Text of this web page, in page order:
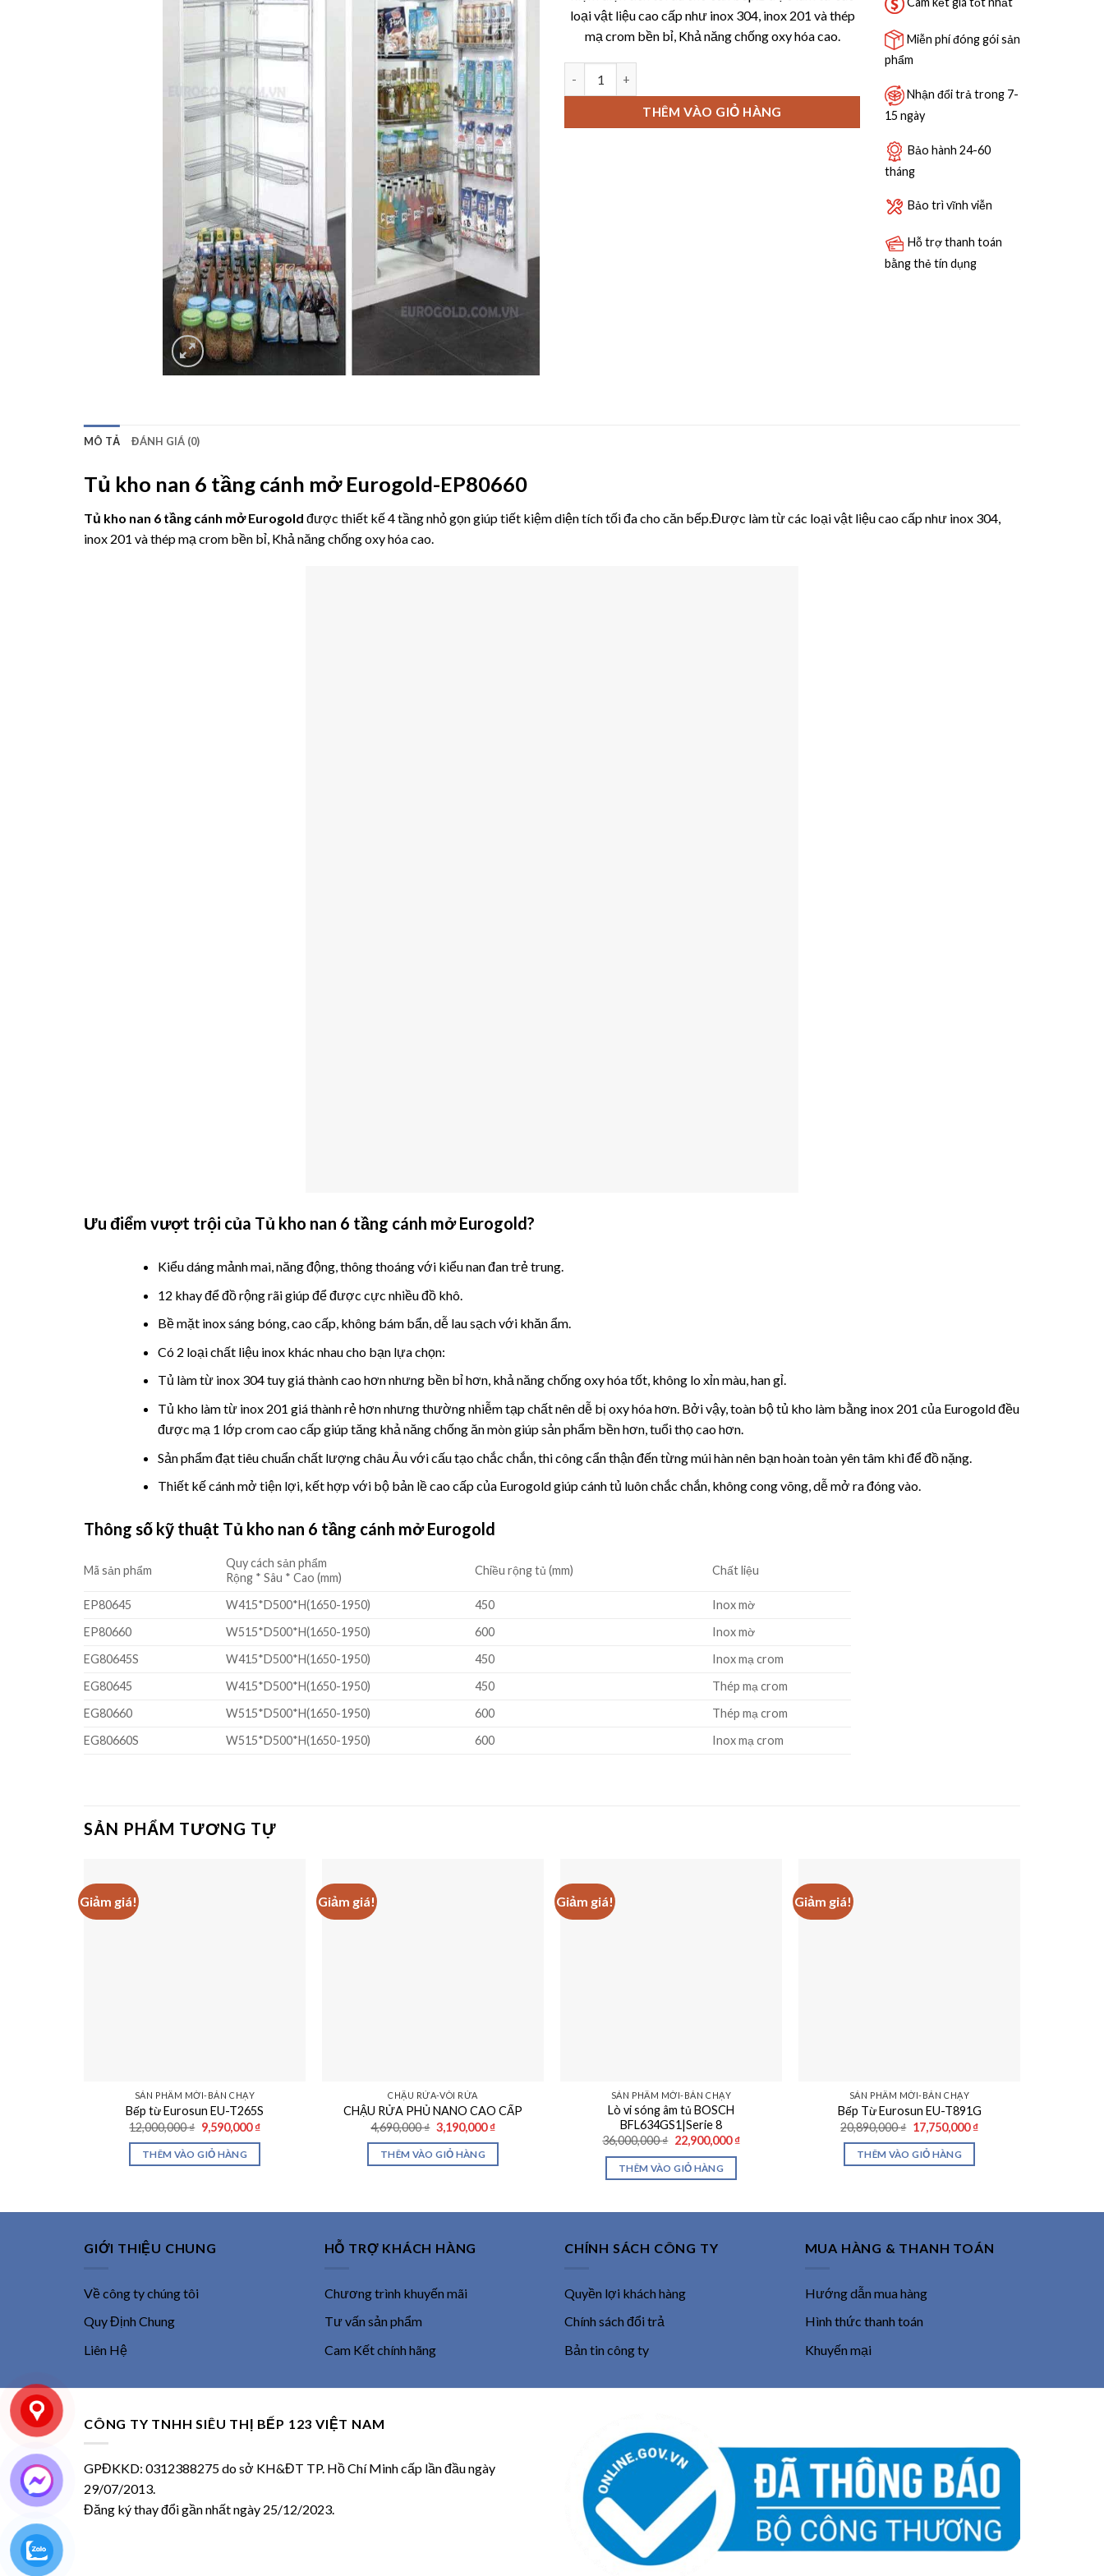
loại vật liệu cao cấp như inox 304, inox 201 và thép
mạ crom bền bỉ, Khả năng chống oxy hóa cao.
THÊM VÀO GIỎ HÀNG
Miễn phí đóng gói sản
phẩm
Nhận đổi trả trong 7-
15 ngày
Bảo hành 24-60
tháng
Bảo trì vĩnh viễn
Hỗ trợ thanh toán
bằng thẻ tín dụng
MÔ TẢ ĐÁNH GIÁ (0)
Tủ kho nan 6 tầng cánh mở Eurogold-EP80660
Tủ kho nan 6 tầng cánh mở Eurogold được thiết kế 4 tầng nhỏ gọn giúp tiết kiệm diện tích tối đa cho căn bếp.Được làm từ các loại vật liệu cao cấp như inox 304,
inox 201 và thép mạ crom bền bỉ, Khả năng chống oxy hóa cao.
Ưu điểm vượt trội của Tủ kho nan 6 tầng cánh mở Eurogold?
Kiểu dáng mảnh mai, năng động, thông thoáng với kiểu nan đan trẻ trung.
12 khay để đồ rộng rãi giúp để được cực nhiều đồ khô.
Bề mặt inox sáng bóng, cao cấp, không bám bẩn, dễ lau sạch với khăn ẩm.
Có 2 loại chất liệu inox khác nhau cho bạn lựa chọn:
Tủ làm từ inox 304 tuy giá thành cao hơn nhưng bền bỉ hơn, khả năng chống oxy hóa tốt, không lo xỉn màu, han gỉ.
Tủ kholàm từ inox 201 giá thành rẻ hơn nhưng thường nhiễm tạp chất nên dễ bị oxy hóa hơn. Bởi vậy, toàn bộ tủ kho làm bằng inox 201 của Eurogold đều
được mạ 1 lớp crom cao cấp giúp tăng khả năng chống ăn mòn giúp sản phẩm bền hơn, tuổi thọ cao hơn.
Sản phẩm đạt tiêu chuẩn chất lượng châu Âu với cấu tạo chắc chắn, thi công cẩn thận đến từng múi hàn nên bạn hoàn toàn yên tâm khi để đồ nặng.
Thiết kế cánh mở tiện lợi, kết hợp với bộ bản lề cao cấp của Eurogoldgiúp cánh tủ luôn chắc chắn, không cong võng, dễ mở ra đóng vào.
Thông số kỹ thuật Tủ kho nan 6 tầng cánh mở Eurogold
Mã sản phẩm
Quy cách sản phẩm
Rộng * Sâu * Cao (mm)
Chiều rộng tủ (mm) Chất liệu
EP80645 W415*D500*H(1650-1950) 450
Inox mờ
EP80660
W515*D500*H(1650-1950) 600
Inox mờ
EG80645S
W415*D500*H(1650-1950) 450
Inox mạ crom
EG80645
W415*D500*H(1650-1950) 450
Thép mạ crom
EG80660
W515*D500*H(1650-1950) 600
Thép mạ crom
EG80660S
W515*D500*H(1650-1950) 600 Inox mạ crom
SẢN PHẨM TƯƠNG TỰ
Giảm giá!
SẢN PHẨM MỚI-BÁN CHẠY
Bếp từ Eurosun EU-T265S
12,000,000₫ Giá
gốc
là:
12,000,000 ₫.
9,590,000₫Giá
THÊM VÀO GIỎ HÀNG
Giảm giá!
CHẬU RỬA-VÒI RỬA
CHẬU RỬA PHỦ NANO CAO CẤP
4,690,000₫ Giá
gốc
là:
4,690,000 ₫.
3,190,000₫Giá
THÊM VÀO GIỎ HÀNG
Giảm giá!
SẢN PHẨM MỚI-BÁN CHẠY
Lò vi sóng âm tủ BOSCH
BFL634GS1|Serie 8
36,000,000₫ Giá
gốc
là:
36,000,000 ₫.
22,900,000₫Giá
THÊM VÀO GIỎ HÀNG
Giảm giá!
SẢN PHẨM MỚI-BÁN CHẠY
Bếp Từ Eurosun EU-T891G
20,890,000₫ Giá
gốc
là:
20,890,000 ₫.
17,750,000₫Giá
THÊM VÀO GIỎ HÀNG
GIỚI THIỆU CHUNG
Về công ty chúng tôi
Quy Định Chung
Liên Hệ
HỖ TRỢ KHÁCH HÀNG
Chương trình khuyến mãi
Tư vấn sản phẩm
Cam Kết chính hãng
CHÍNH SÁCH CÔNG TY
Quyền lợi khách hàng
Chính sách đổi trả
Bản tin công ty
MUA HÀNG & THANH TOÁN
Hướng dẫn mua hàng
Hình thức thanh toán
Khuyến mại
CÔNG TY TNHH SIÊU THỊ BẾP 123 VIỆT NAM
GPĐKKD: 0312388275 do sở KH&ĐT TP. Hồ Chí Minh cấp lần đầu ngày
29/07/2013.
Đăng ký thay đổi gần nhất ngày 25/12/2023.